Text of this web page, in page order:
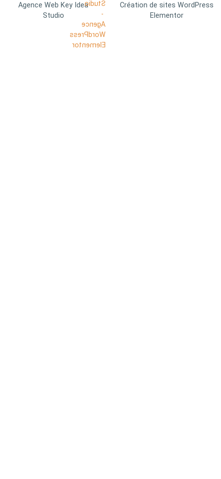
Agence Web Key Idea
Studio
Création de sites WordPress
Elementor